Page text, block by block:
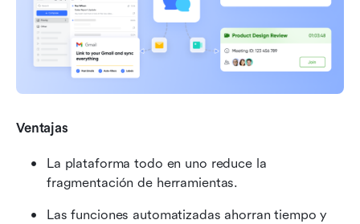
Ventajas
La plataforma todo en uno reduce la
fragmentación de herramientas.
Las funciones automatizadas ahorran tiempo y